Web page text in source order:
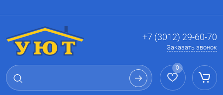
+7 (3012) 29-60-70
Заказать звонок
0